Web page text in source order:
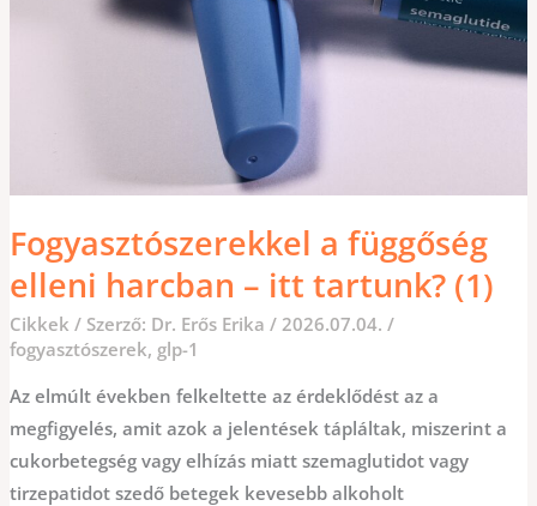
Fogyasztószerekkel a függőség
elleni harcban – itt tartunk? (1)
Cikkek / Szerző: Dr. Erős Erika / 2026.07.04. /
fogyasztószerek, glp-1
Az elmúlt években felkeltette az érdeklődést az a
megfigyelés, amit azok a jelentések tápláltak, miszerint a
cukorbetegség vagy elhízás miatt szemaglutidot vagy
tirzepatidot szedő betegek kevesebb alkoholt